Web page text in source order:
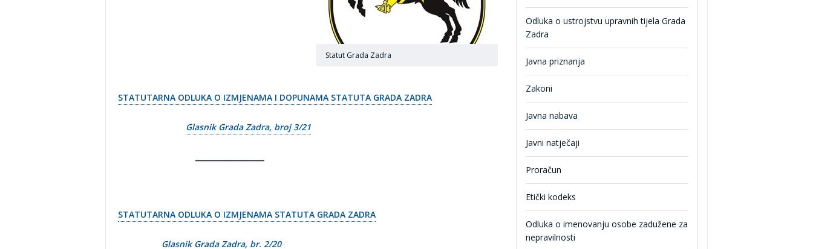
Statut Grada Zadra
STATUTARNA ODLUKA O IZMJENAMA I DOPUNAMA STATUTA GRADA ZADRA
Glasnik Grada Zadra, broj 3/21
STATUTARNA ODLUKA O IZMJENAMA STATUTA GRADA ZADRA
Glasnik Grada Zadra, br. 2/20
Odluka o ustrojstvu upravnih tijela Grada
Zadra
Javna priznanja
Zakoni
Javna nabava
Javni natječaji
Proračun
Etički kodeks
Odluka o imenovanju osobe zadužene za
nepravilnosti